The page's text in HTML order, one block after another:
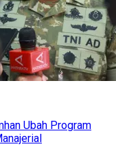
Ubah Program